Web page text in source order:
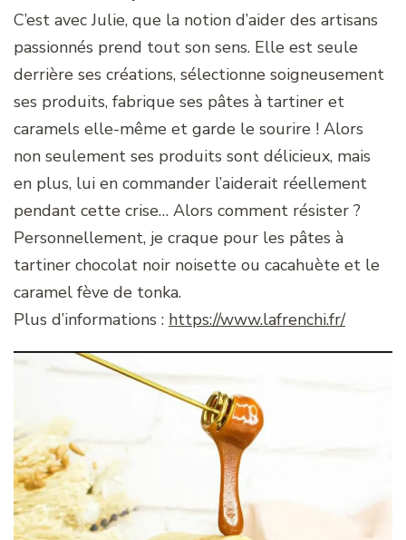
C’est avec Julie, que la notion d’aider des artisans
passionnés prend tout son sens. Elle est seule
derrière ses créations, sélectionne soigneusement
ses produits, fabrique ses pâtes à tartiner et
caramels elle-même et garde le sourire ! Alors
non seulement ses produits sont délicieux, mais
en plus, lui en commander l’aiderait réellement
pendant cette crise… Alors comment résister ?
Personnellement, je craque pour les pâtes à
tartiner chocolat noir noisette ou cacahuète et le
caramel fève de tonka.
Plus d’informations : https://www.lafrenchi.fr/